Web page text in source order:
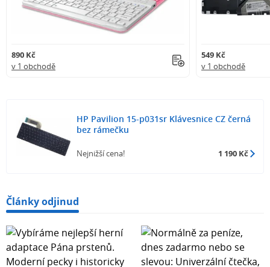
890 Kč
v 1 obchodě
549 Kč
v 1 obchodě
HP Pavilion 15-p031sr Klávesnice CZ černá
bez rámečku
Nejnižší cena! 1 190 Kč
Články odjinud